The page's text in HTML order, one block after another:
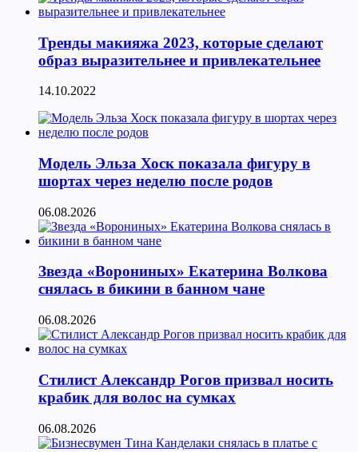
Тренды макияжа 2023, которые сделают
образ выразительнее и привлекательнее
14.10.2022
Модель Эльза Хоск показала фигуру в
шортах через неделю после родов
06.08.2026
Звезда «Ворониных» Екатерина Волкова
снялась в бикини в банном чане
06.08.2026
Стилист Александр Рогов призвал носить
крабик для волос на сумках
06.08.2026